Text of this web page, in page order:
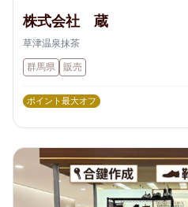
株式会社 蔵
草津温泉抹茶
群馬県 販売
ポイント最大オフ